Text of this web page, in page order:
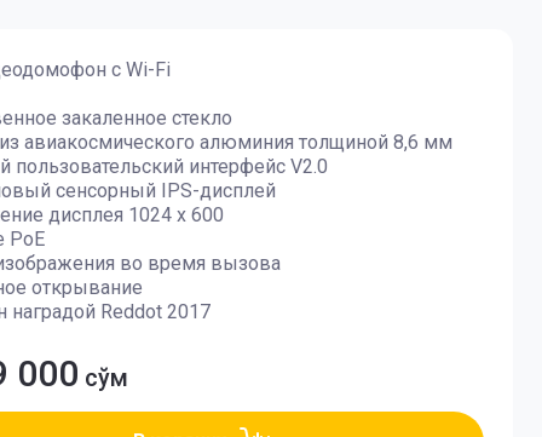
с Wi-Fi
закаленное стекло
из авиакосмического алюминия толщиной 8,6 мм
пользовательский интерфейс V2.0
сенсорный IPS-дисплей
дисплея 1024 x 600
PoE
во время вызова
открывание
наградой Reddot 2017
000 сўм